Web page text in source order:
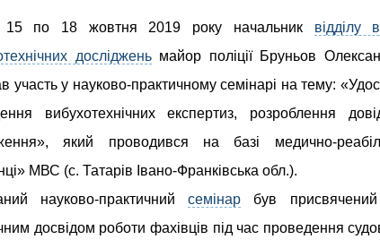
по 18 жовтня 2019 року начальник відділу
дослідженьмайор поліції Бруньов
участь у науково-практичному семінарі на тему:
вибухотехнічних експертиз, розроблення
який проводився на базі медично-
МВС (с. Татарів Івано-Франківська обл.).
науково-практичнийсемінар був
досвідом роботи фахівців під час проведення